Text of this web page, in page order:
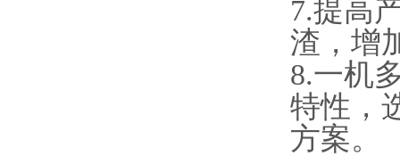
7.提高
渣，增
8.一机
特性，
方案。